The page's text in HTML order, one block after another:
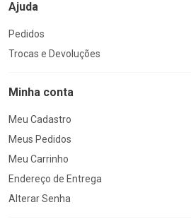
Ajuda
Pedidos
Trocas e Devoluções
Minha conta
Meu Cadastro
Meus Pedidos
Meu Carrinho
Endereço de Entrega
Alterar Senha